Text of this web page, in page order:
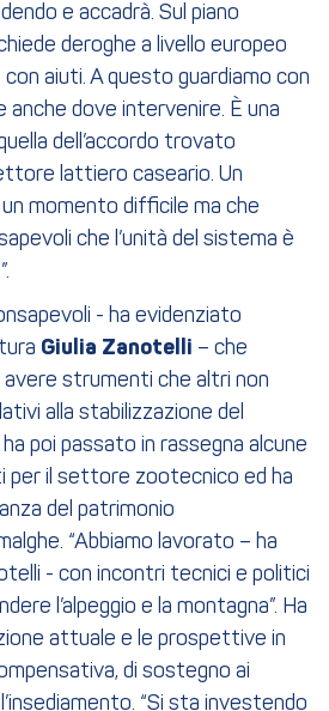
e accadrà. Sul piano
deroghe a livello europeo
aiuti. A questo guardiamo con
dove intervenire. È una
dell’accordo trovato
lattiero caseario. Un
momento difficile ma che
che l’unità del sistema è
- ha evidenziato
Giulia Zanotelli – che
avere strumenti che altri non
alla stabilizzazione del
ha poi passato in rassegna alcune
per il settore zootecnico ed ha
del patrimonio
“Abbiamo lavorato – ha
- con incontri tecnici e politici
l’alpeggio e la montagna”. Ha
attuale e le prospettive in
di sostegno ai
“Si sta investendo